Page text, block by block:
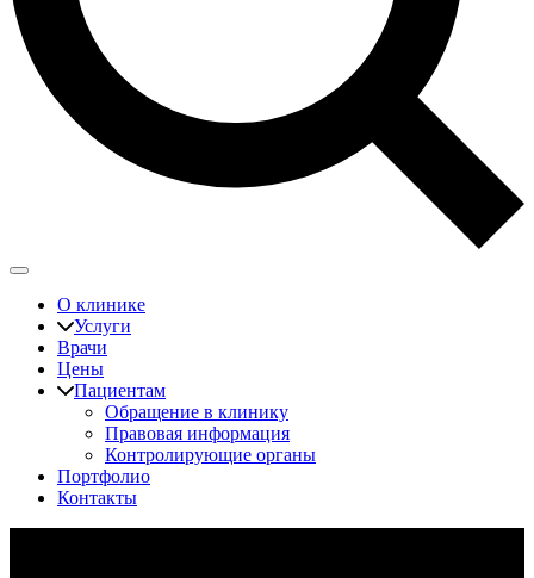
О клинике
Услуги
Врачи
Цены
Пациентам
Обращение в клинику
Правовая информация
Контролирующие органы
Портфолио
Контакты